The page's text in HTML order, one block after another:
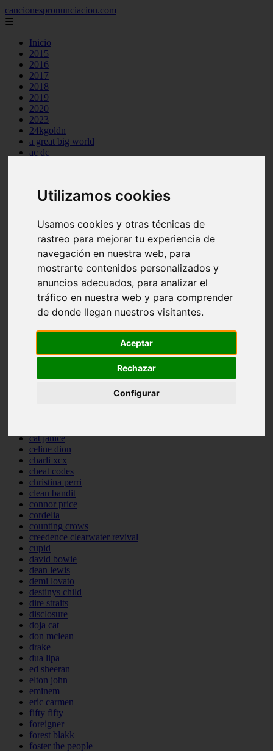
Utilizamos cookies
Usamos cookies y otras técnicas de
rastreo para mejorar tu experiencia de
navegación en nuestra web, para
mostrarte contenidos personalizados y
anuncios adecuados, para analizar el
tráfico en nuestra web y para comprender
de donde llegan nuestros visitantes.
Aceptar
Rechazar
Configurar
cancionespronunciacion.com
☰
Inicio
2015
2016
2017
2018
2019
2020
2023
24kgoldn
a great big world
ac dc
amy winehouse
aretha franklin
ariana grande
ashe
atb
ava max
avicii
backstreet boys
bastille
bebe rexha
benny blanco
benson boone
billie eilish
cat janice
celine dion
charli xcx
cheat codes
christina perri
clean bandit
connor price
cordelia
counting crows
creedence clearwater revival
cupid
david bowie
dean lewis
demi lovato
destinys child
dire straits
disclosure
doja cat
don mclean
drake
dua lipa
ed sheeran
elton john
eminem
eric carmen
fifty fifty
foreigner
forest blakk
foster the people